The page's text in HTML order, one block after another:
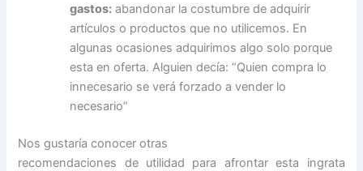
gastos: abandonar la costumbre de adquirir
artículos o productos que no utilicemos. En
algunas ocasiones adquirimos algo solo porque
esta en oferta. Alguien decía: “Quien compra lo
innecesario se verá forzado a vender lo
necesario”
Nos gustaría conocer otras
recomendaciones de utilidad para afrontar esta ingrata